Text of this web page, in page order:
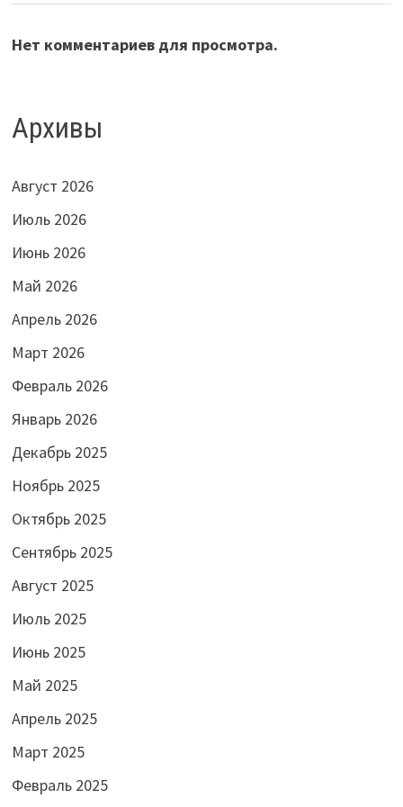
Нет комментариев для просмотра.
Архивы
Август 2026
Июль 2026
Июнь 2026
Май 2026
Апрель 2026
Март 2026
Февраль 2026
Январь 2026
Декабрь 2025
Ноябрь 2025
Октябрь 2025
Сентябрь 2025
Август 2025
Июль 2025
Июнь 2025
Май 2025
Апрель 2025
Март 2025
Февраль 2025